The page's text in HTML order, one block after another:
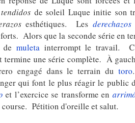
tendidos de soleil Luque initie son
esthétiques. Les derechazos
Alors que la seconde série en
de muleta interrompt le travail.
termine une série complète. À
engagé dans le terrain du toro
qui font le plus réagir le public
et l’exercice se transforme en
Pétition d'oreille et salut.